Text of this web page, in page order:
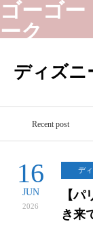
ゴーゴ
ーク
ディズニ
Recent post
16
JUN
2026
デ
【
き来